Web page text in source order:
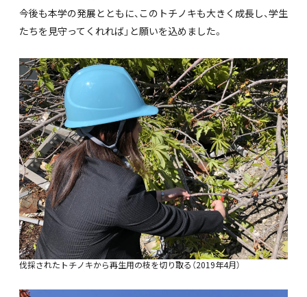
今後も本学の発展とともに、このトチノキも大きく成長し、学生
たちを見守ってくれれば」と願いを込めました。
伐採されたトチノキから再生用の枝を切り取る（2019年4月）